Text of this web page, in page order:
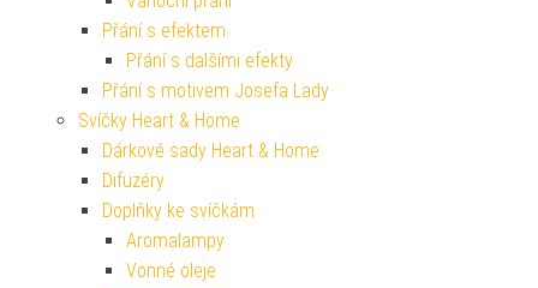
Přání s efektem
Přání s dalšími efekty
Přání s motivem Josefa Lady
Svíčky Heart & Home
Dárkové sady Heart & Home
Difuzéry
Doplňky ke svíčkám
Aromalampy
Vonné oleje